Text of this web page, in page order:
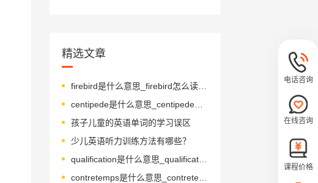
精选文章
firebird是什么意思_firebird怎么读_音标'faiәbә-d
centipede是什么意思_centipede怎么读_音标ˈsentɪpi-d
孩子儿童的英语单词的学习误区
少儿英语听力训练方法有哪些？
qualification是什么意思_qualification怎么读_音标ˌkwɒlɪfɪ'keɪʃn
contretemps是什么意思_contretemps怎么读_音标'kɒntrətɒ̃
电话咨询
在线咨询
课程价格